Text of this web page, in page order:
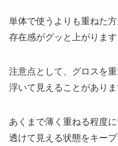
単体で使うよりも重ねた
存在感がグッと上がります
注意点として、グロスを
浮いて見えることがありま
あくまで薄く重ねる程度
透けて見える状態をキー